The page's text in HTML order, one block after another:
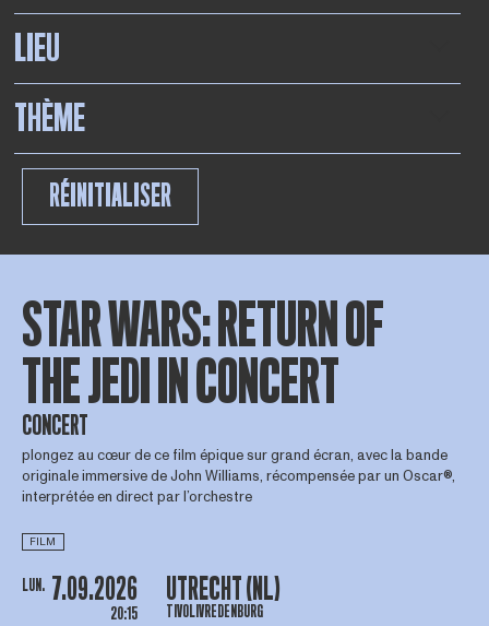
RÉINITIALISER
STAR WARS: RETURN OF
THE JEDI IN CONCERT
CONCERT
plongez au cœur de ce film épique sur grand écran, avec la bande
originale immersive de John Williams, récompensée par un Oscar®,
interprétée en direct par l’orchestre
FILM
LUN. 7.09.2026
20:15
UTRECHT (NL)
TIVOLIVREDENBURG